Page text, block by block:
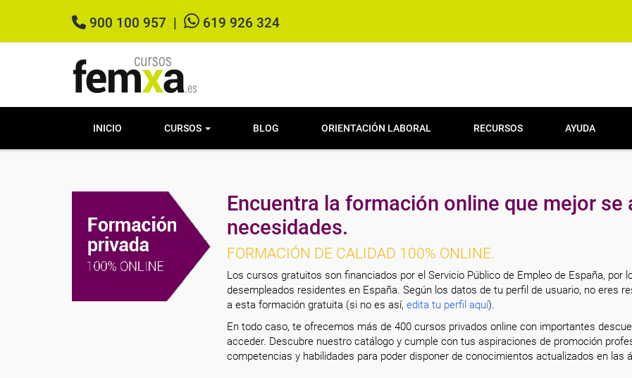
900 100 957 619 926 324
INICIO CURSOS BLOG ORIENTACIÓN LABORAL RECURSOS AYUDA
Encuentra la formación online que mejor se
necesidades.
FORMACIÓN DE CALIDAD 100% ONLINE.
Los cursos gratuitos son financiados por el Servicio Público de Empleo de España, por
desempleados residentes en España. Según los datos de tu perfil de usuario, no eres
a esta formación gratuita (si no es así, edita tu perfil aquí).
En todo caso, te ofrecemos más de 400 cursos privados online con importantes
acceder. Descubre nuestro catálogo y cumple con tus aspiraciones de promoción
competencias y habilidades para poder disponer de conocimientos actualizados en las